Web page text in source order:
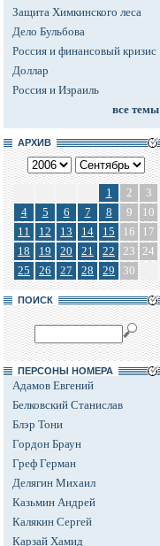
Защита Химкинского леса
Дело Бульбова
Россия и финансовый кризис
Доллар
Россия и Израиль
все темы
АРХИВ
1 2
3
4
5 6 7 8 9
10
11
12 13 14 15 16
17
18
19 20 21 22 23 24
25
26 27 28 29 30
ПОИСК
ПЕРСОНЫ НОМЕРА
Адамов Евгений
Белковский Станислав
Блэр Тони
Гордон Браун
Греф Герман
Делягин Михаил
Казьмин Андрей
Калякин Сергей
Карзай Хамид